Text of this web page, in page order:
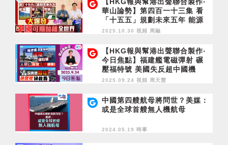
【HKG報與幫港出聲聯合製作‧
華山論勢】第四百一十三集 看
「十五五」規劃未來五年 能源
軍工 製造大爆發 中國可期拋離
2025.10.30 視頻 周融
【HKG報與幫港出聲聯合製作‧
今日焦點】福建艦電磁彈射 碾
壓福特號 美國失反超中國機
會！亡命追風 罰則應加辣 速徵
2025.09.24 視頻 周天慧
中國第四艘航母將問世？美媒：
或是全球首艘無人機航母
2024.05.19 時事